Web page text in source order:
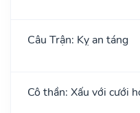
Câu Trận: Kỵ an táng
Cô thần: Xấu với cưới